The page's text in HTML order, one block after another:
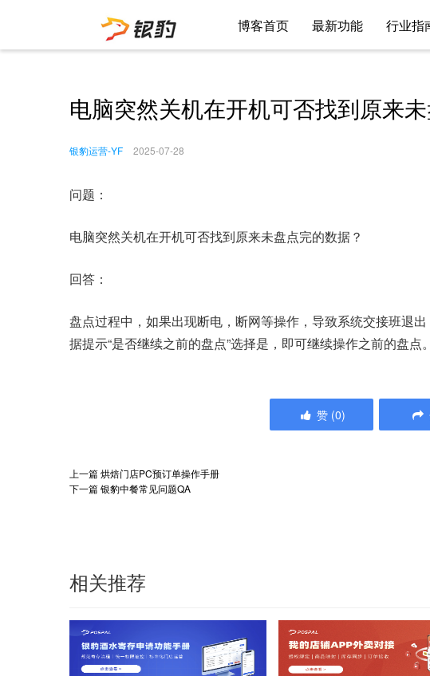
博客首页 最新功能 行业指
电脑突然关机在开机可否找到原来
银豹运营-YF 2025-07-28
问题：
电脑突然关机在开机可否找到原来未盘点完的数据？
回答：
盘点过程中，如果出现断电，断网等操作，导致系统交接班退
据提示“是否继续之前的盘点”选择是，即可继续操作之前的盘点。
赞 (0)
上一篇烘焙门店PC预订单操作手册
下一篇银豹中餐常见问题QA
相关推荐